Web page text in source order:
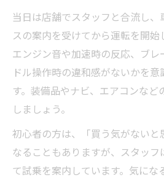
当日は店舗でスタッフと合流し
スの案内を受けてから運転を開始
エンジン音や加速時の反応、ブ
ドル操作時の違和感がないかを
す。装備品やナビ、エアコンなど
しましょう。
初心者の方は、「買う気がないと
なることもありますが、スタッフ
て試乗を案内しています。気にな